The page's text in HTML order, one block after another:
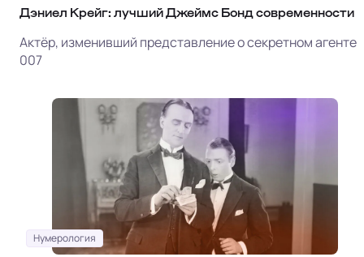
Дэниел Крейг: лучший Джеймс Бонд современности
Актёр, изменивший представление о секретном агенте
007
Нумерология